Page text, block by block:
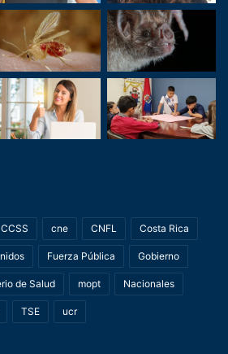
CCSS cne CNFL Costa Rica
Fuerza Pública Gobierno
de Salud mopt Nacionales
TSE ucr